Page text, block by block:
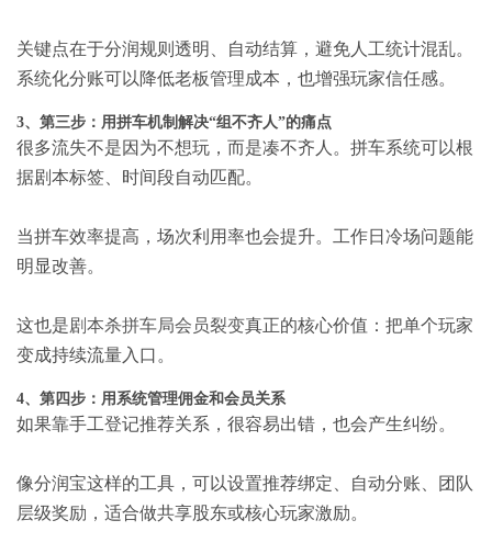
关键点在于分润规则透明、自动结算，避免人工统计混乱。
系统化分账可以降低老板管理成本，也增强玩家信任感。
3、第三步：用拼车机制解决“组不齐人”的痛点
很多流失不是因为不想玩，而是凑不齐人。拼车系统可以根
据剧本标签、时间段自动匹配。
当拼车效率提高，场次利用率也会提升。工作日冷场问题能
明显改善。
这也是剧本杀拼车局会员裂变真正的核心价值：把单个玩家
变成持续流量入口。
4、第四步：用系统管理佣金和会员关系
如果靠手工登记推荐关系，很容易出错，也会产生纠纷。
像分润宝这样的工具，可以设置推荐绑定、自动分账、团队
层级奖励，适合做共享股东或核心玩家激励。